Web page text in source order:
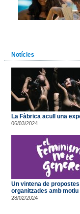
Notícies
La Fàbrica acull una
06/03/2024
Un vintena de
organitzades amb
28/02/2024